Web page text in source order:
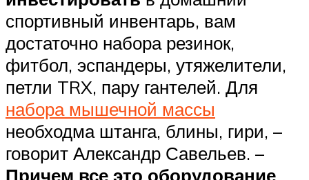
спортивный инвентарь, вам
достаточно набора резинок,
фитбол, эспандеры, утяжелители,
петли TRX, пару гантелей. Для
набора мышечной массы
необходма штанга, блины, гири, –
говорит Александр Савельев. –
Причем все это оборудование